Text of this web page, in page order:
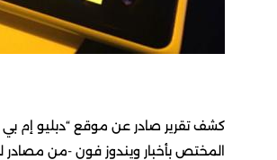
صادر عن موقع “دبليو إم بي باور يوسر”
بأخبار ويندوز فون -من مصادر لم يكشف